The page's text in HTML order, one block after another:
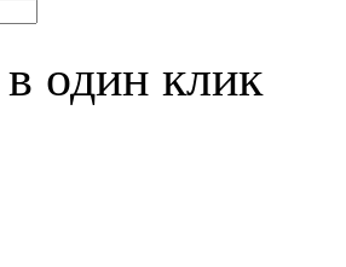
в один клик